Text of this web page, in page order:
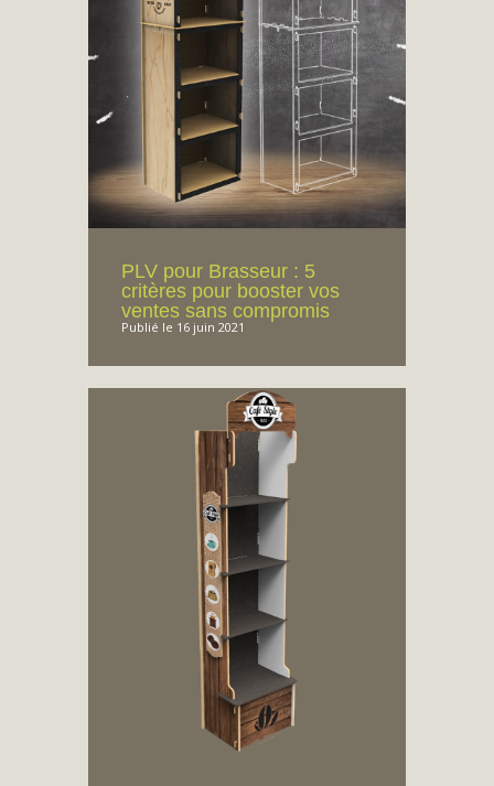
PLV pour Brasseur : 5
critères pour booster vos
ventes sans compromis
Publié le 16 juin 2021